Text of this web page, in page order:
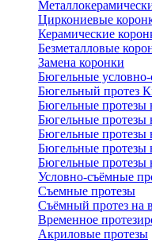
Циркониевые
Керамические
Безметалловые
Замена коронки
Бюгельные
Бюгельный протез
Бюгельные протезы
Бюгельные протезы
Бюгельные протезы
Бюгельные
Бюгельные
Условно-съёмные
Съемные протезы
Съёмный протез на
Временное
Акриловые протезы